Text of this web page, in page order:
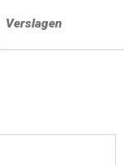
Verslagen